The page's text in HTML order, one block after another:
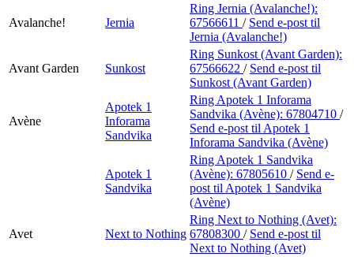
Avalanche! Jernia
Ring Jernia (Avalanche!):
67566611 / Send e-post til
Jernia (Avalanche!)
Avant Garden Sunkost
Ring Sunkost (Avant Garden):
67566622 / Send e-post til
Sunkost (Avant Garden)
Avène
Apotek 1
Inforama
Sandvika
Ring Apotek 1 Inforama
Sandvika (Avène): 67804710 /
Send e-post til Apotek 1
Inforama Sandvika (Avène)
Apotek 1
Sandvika
Ring Apotek 1 Sandvika
(Avène): 67805610 / Send e-
post til Apotek 1 Sandvika
(Avène)
Avet Next to Nothing
Ring Next to Nothing (Avet):
67808300 / Send e-post til
Next to Nothing (Avet)